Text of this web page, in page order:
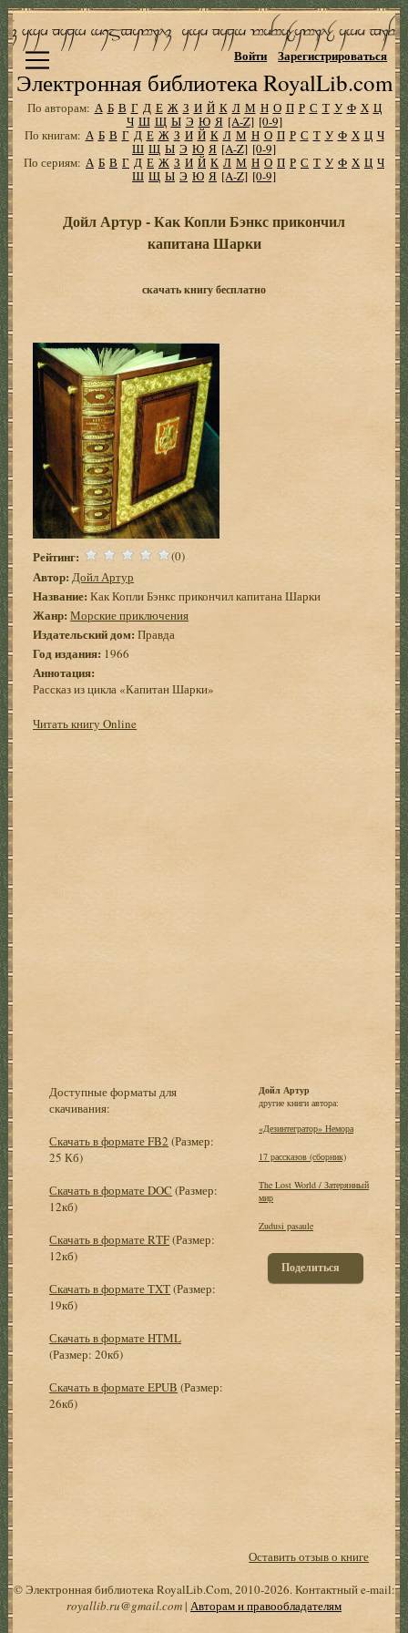
Электронная библиотека RoyalLib.com
Войти Зарегистрироваться
По авторам: А Б В Г Д Е Ж З И Й К Л М Н О П Р С Т У Ф Х Ц
Ч Ш Щ Ы Э Ю Я [A-Z] [0-9]
По книгам: А Б В Г Д Е Ж З И Й К Л М Н О П Р С Т У Ф Х Ц Ч
Ш Щ Ы Э Ю Я [A-Z] [0-9]
По сериям: А Б В Г Д Е Ж З И Й К Л М Н О П Р С Т У Ф Х Ц Ч
Ш Щ Ы Э Ю Я [A-Z] [0-9]
Дойл Артур - Как Копли Бэнкс прикончил
капитана Шарки
скачать книгу бесплатно
Рейтинг: (0)
Автор: Дойл Артур
Название: Как Копли Бэнкс прикончил капитана Шарки
Жанр: Морские приключения
Издательский дом: Правда
Год издания: 1966
Аннотация:
Рассказ из цикла «Капитан Шарки»
Читать книгу Online
Доступные форматы для
скачивания:
Скачать в формате FB2 (Размер:
25 Кб)
Скачать в формате DOC (Размер:
12кб)
Скачать в формате RTF(Размер:
12кб)
Скачать в формате TXT(Размер:
19кб)
Скачать в формате HTML
(Размер: 20кб)
Скачать в формате EPUB (Размер:
26кб)
Дойл Артур
другие книги автора:
«Дезинтегратор» Немора
17 рассказов (сборник)
The Lost World / Затерянный
мир
Zudusi pasaule
Поделиться
Оставить отзыв о книге
© Электронная библиотека RoyalLib.Com, 2010-2026. Контактный e-mail:
royallib.ru@gmail.com| Авторам и правообладателям